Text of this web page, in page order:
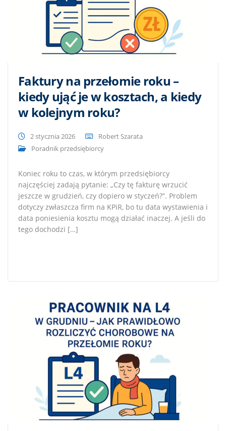
Faktury na przełomie roku –
kiedy ująć je w kosztach, a kiedy
w kolejnym roku?
2 stycznia 2026
Robert Szarata
Poradnik przedsiębiorcy
Koniec roku to czas, w którym przedsiębiorcy
najczęściej zadają pytanie: „Czy tę fakturę wrzucić
jeszcze w grudzień, czy dopiero w styczeń?”. Problem
dotyczy zwłaszcza firm na KPiR, bo tu data wystawienia i
data poniesienia kosztu mogą działać inaczej. A jeśli do
tego dochodzi […]